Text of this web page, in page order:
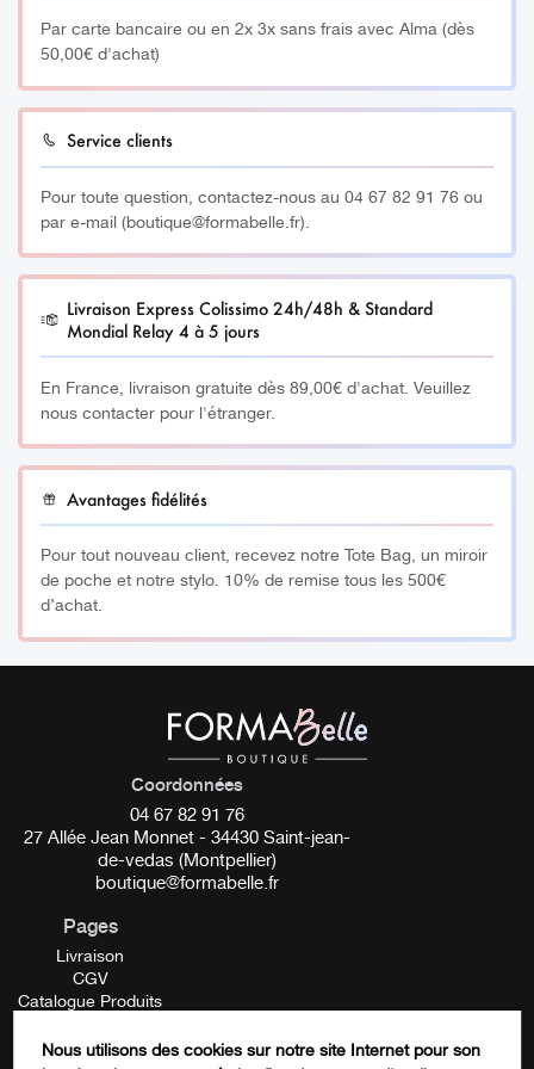
Par carte bancaire ou en 2x 3x sans frais avec Alma (dès
50,00€ d'achat)
Service clients
Pour toute question, contactez-nous au 04 67 82 91 76 ou
par e-mail (boutique@formabelle.fr).
Livraison Express Colissimo 24h/48h & Standard
Mondial Relay 4 à 5 jours
En France, livraison gratuite dès 89,00€ d'achat. Veuillez
nous contacter pour l'étranger.
Avantages fidélités
Pour tout nouveau client, recevez notre Tote Bag, un miroir
de poche et notre stylo. 10% de remise tous les 500€
d’achat.
Coordonnées
04 67 82 91 76
27 Allée Jean Monnet - 34430 Saint-jean-
de-vedas (Montpellier)
boutique@formabelle.fr
Pages
Livraison
CGV
Catalogue Produits
Contactez-nous
Nous utilisons des cookies sur notre site Internet pour son